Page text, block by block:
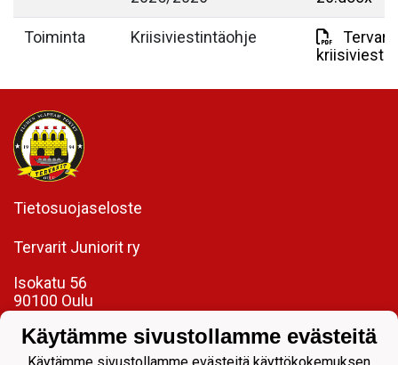
Toiminta Kriisiviestintäohje
Tietosuojaseloste
Tervarit Juniorit ry
Isokatu 56
90100 Oulu
Laadukasta jalkapalloa jokaiselle.
Käytämme sivustollamme evästeitä